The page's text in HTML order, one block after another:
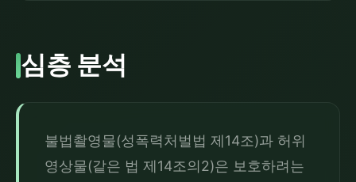
심층 분석
불법촬영물(성폭력처벌법 제14조)과 허위
영상물(같은 법 제14조의2)은 보호하려는